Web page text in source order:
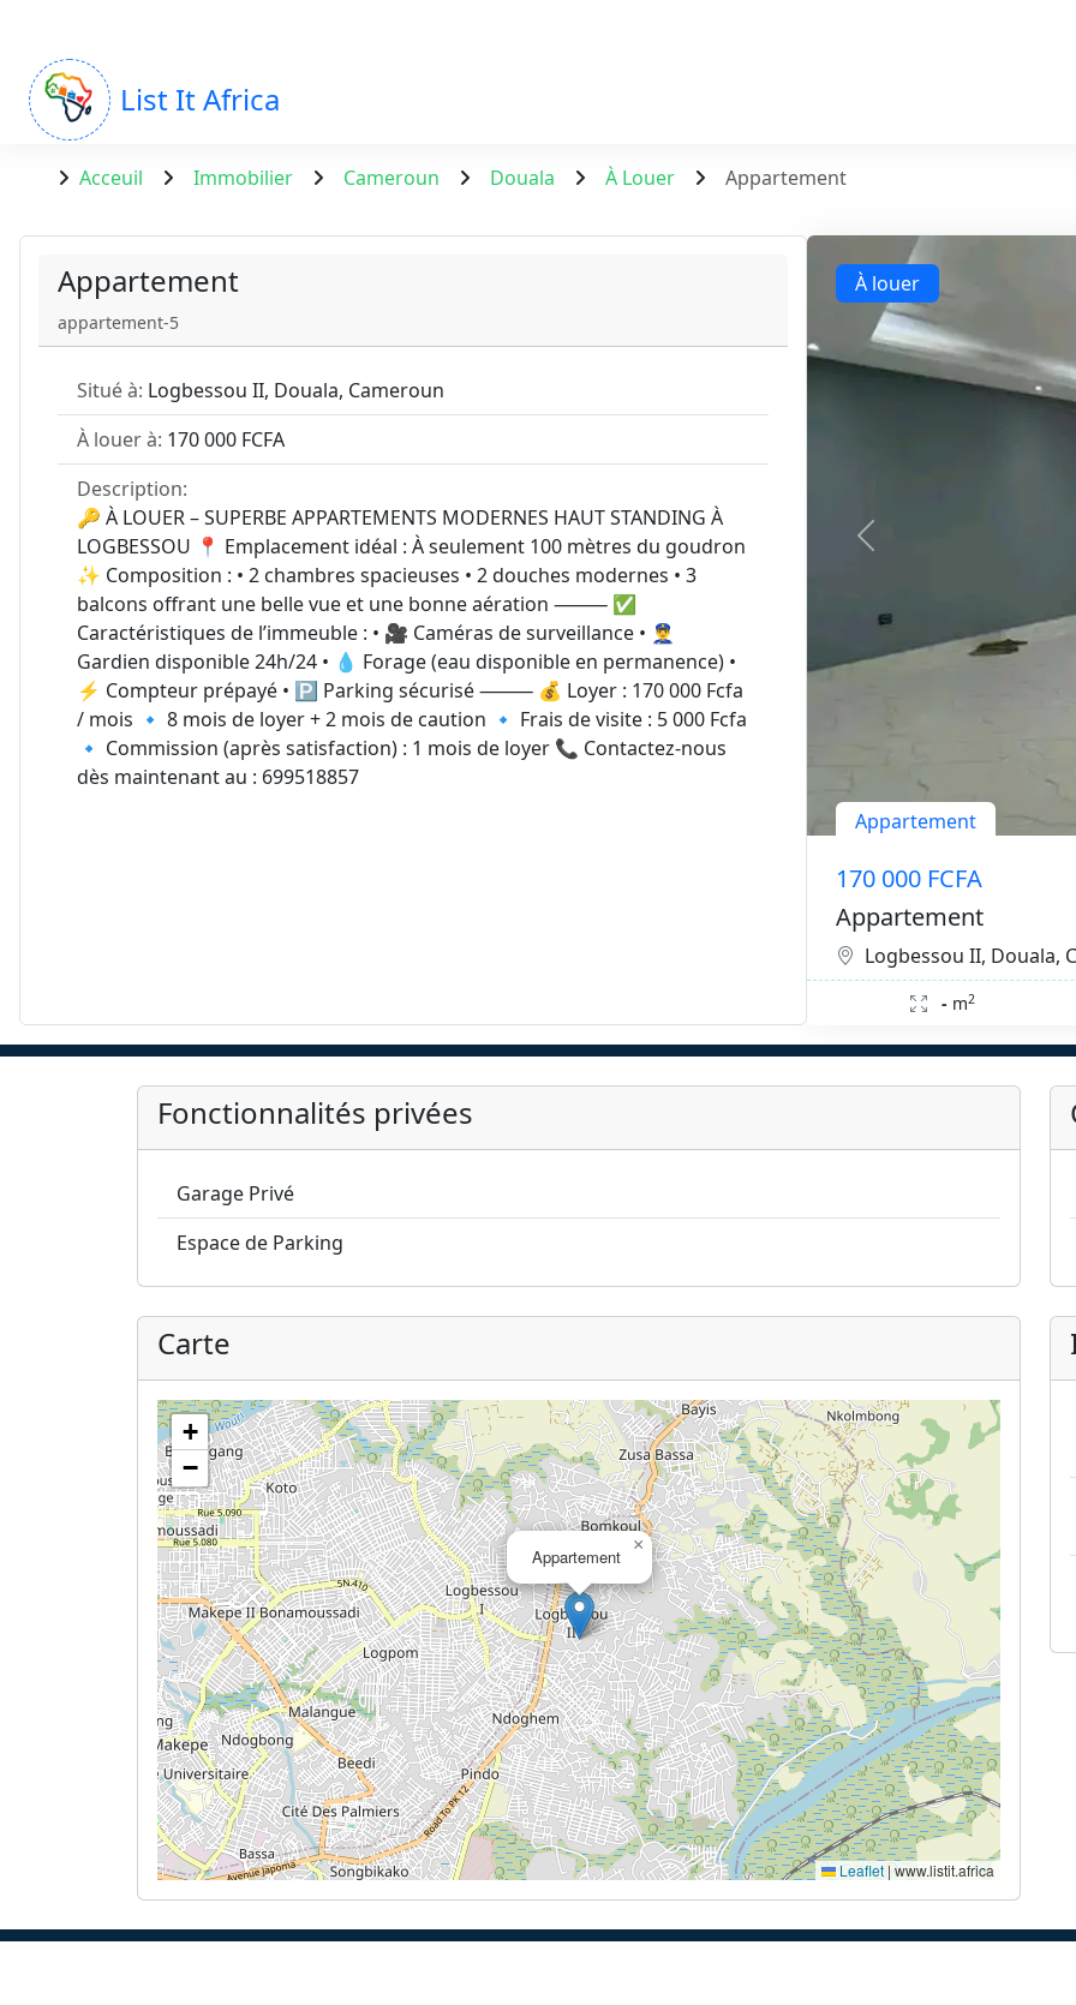
List It Africa
Acceuil Immobilier Cameroun Douala À Louer Appartement
Appartement
appartement-5
Situé à: Logbessou II, Douala, Cameroun
À louer à: 170 000 FCFA
Description:
🔑 À LOUER – SUPERBE APPARTEMENTS MODERNES HAUT STANDING À
LOGBESSOU 📍 Emplacement idéal : À seulement 100 mètres du goudron
✨ Composition : • 2 chambres spacieuses • 2 douches modernes • 3
balcons offrant une belle vue et une bonne aération ⸻ ✅
Caractéristiques de l’immeuble : • 🎥 Caméras de surveillance • 👮‍♂️
Gardien disponible 24h/24 • 💧 Forage (eau disponible en permanence) •
⚡ Compteur prépayé • 🅿️ Parking sécurisé ⸻ 💰 Loyer : 170 000 Fcfa
/ mois 🔹 8 mois de loyer + 2 mois de caution 🔹 Frais de visite : 5 000 Fcfa
🔹 Commission (après satisfaction) : 1 mois de loyer 📞 Contactez-nous
dès maintenant au : 699518857
À louer
Appartement
170 000 FCFA
Appartement
Logbessou II, Douala,
- m2
Fonctionnalités privées
Garage Privé
Espace de Parking
Carte
Appartement
×
+
−
Leaflet | www.listit.africa